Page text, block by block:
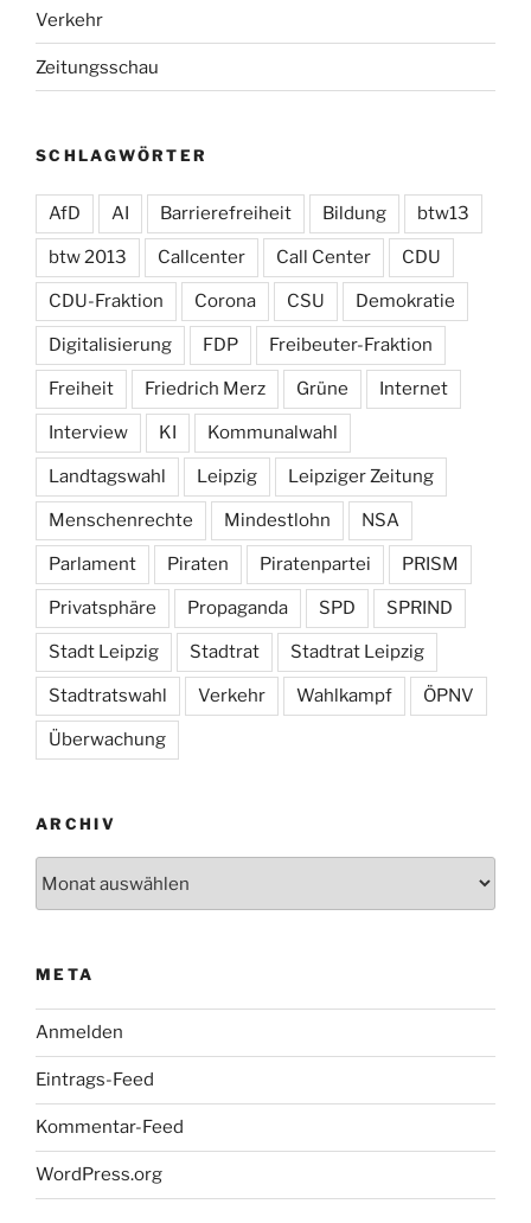
Verkehr
Zeitungsschau
SCHLAGWÖRTER
AfD AI Barrierefreiheit Bildung btw13
btw 2013 Callcenter Call Center CDU
CDU-Fraktion Corona CSU Demokratie
Digitalisierung FDP Freibeuter-Fraktion
Freiheit Friedrich Merz Grüne Internet
Interview KI Kommunalwahl
Landtagswahl Leipzig Leipziger Zeitung
Menschenrechte Mindestlohn NSA
Parlament Piraten Piratenpartei PRISM
Privatsphäre Propaganda SPD SPRIND
Stadt Leipzig Stadtrat Stadtrat Leipzig
Stadtratswahl Verkehr Wahlkampf ÖPNV
Überwachung
ARCHIV
META
Anmelden
Eintrags-Feed
Kommentar-Feed
WordPress.org